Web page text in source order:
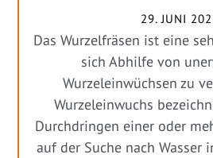
29. JUNI
Das Wurzelfräsen ist eine
sich Abhilfe von
Wurzeleinwüchsen zu
Wurzeleinwuchs
Durchdringen einer oder
auf der Suche nach Wasser